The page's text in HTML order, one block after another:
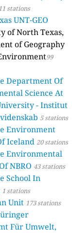
stations
UNT-GEO
of North Texas,
of Geography
99
Department Of
Science At
- Institut
5 stations
Environment
Iceland 20 stations
Environmental
NBRO 43 stations
School In
1 stations
Unit 173 stations
Für Umwelt,